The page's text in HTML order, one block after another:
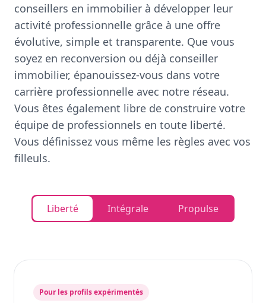
conseillers en immobilier à développer leur
activité professionnelle grâce à une offre
évolutive, simple et transparente. Que vous
soyez en reconversion ou déjà conseiller
immobilier, épanouissez-vous dans votre
carrière professionnelle avec notre réseau.
Vous êtes également libre de construire votre
équipe de professionnels en toute liberté.
Vous définissez vous même les règles avec vos
filleuls.
Liberté Intégrale Propulse
Pour les profils expérimentés